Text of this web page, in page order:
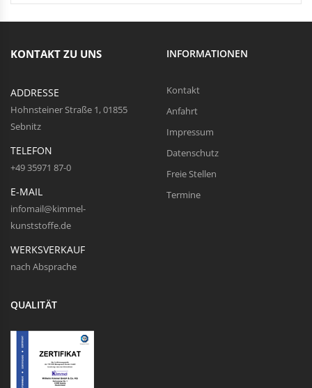
KONTAKT ZU UNS
ADDRESSE
Hohnsteiner Straße 1, 01855
Sebnitz
TELEFON
+49 35971 87-0
E-MAIL
infomail@kimmel-
kunststoffe.de
WERKSVERKAUF
nach Absprache
INFORMATIONEN
Kontakt
Anfahrt
Impressum
Datenschutz
Freie Stellen
Termine
QUALITÄT